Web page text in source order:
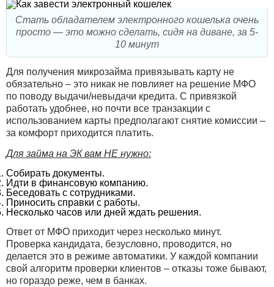
Стать обладателем электронного кошелька очень
просто — это можно сделать, сидя на диване, за 5-
10 минут
Для получения микрозайма привязывать карту не
обязательно – это никак не повлияет на решение МФО
по поводу выдачи/невыдачи кредита. С привязкой
работать удобнее, но почти все транзакции с
использованием карты предполагают снятие комиссии –
за комфорт приходится платить.
Для займа на ЭК вам НЕ нужно:
Собирать документы.
Идти в финансовую компанию.
Беседовать с сотрудниками.
Приносить справки с работы.
Несколько часов или дней ждать решения.
Ответ от МФО приходит через несколько минут.
Проверка кандидата, безусловно, проводится, но
делается это в режиме автоматики. У каждой компании
свой алгоритм проверки клиентов – отказы тоже бывают,
но гораздо реже, чем в банках.